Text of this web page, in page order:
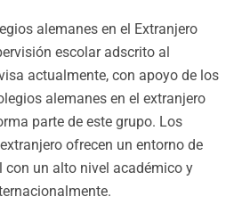
alemanes en el Extranjero
escolar adscrito al
actualmente, con apoyo de los
alemanes en el extranjero
parte de este grupo. Los
ofrecen un entorno de
con un alto nivel académico y